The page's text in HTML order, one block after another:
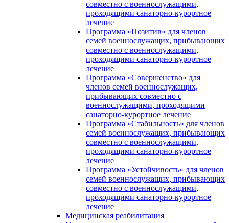
совместно с военнослужащими,
проходящими санаторно-курортное
лечение
Программа «Позитив» для членов
семей военнослужащих, прибывающих
совместно с военнослужащими,
проходящими санаторно-курортное
лечение
Программа «Совершенство» для
членов семей военнослужащих,
прибывающих совместно с
военнослужащими, проходящими
санаторно-курортное лечение
Программа «Стабильность» для членов
семей военнослужащих, прибывающих
совместно с военнослужащими,
проходящими санаторно-курортное
лечение
Программа «Устойчивость» для членов
семей военнослужащих, прибывающих
совместно с военнослужащими,
проходящими санаторно-курортное
лечение
Медицинская реабилитация